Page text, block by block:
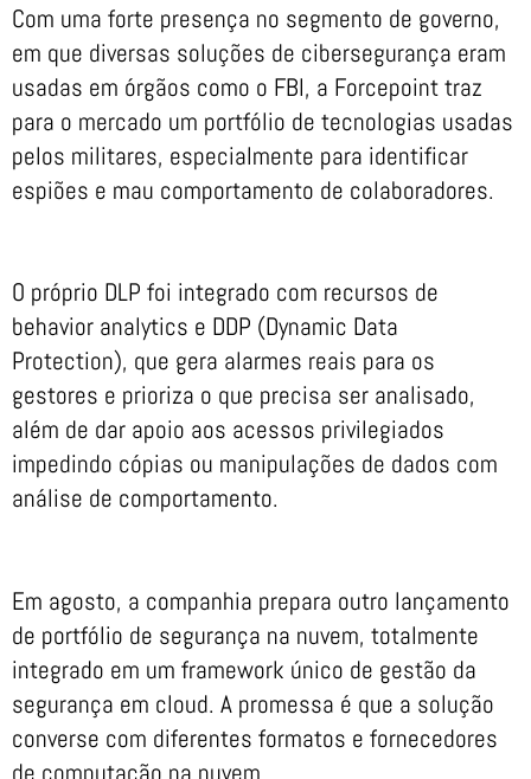
Com uma forte presença no segmento de governo,
em que diversas soluções de cibersegurança eram
usadas em órgãos como o FBI, a Forcepoint traz
para o mercado um portfólio de tecnologias usadas
pelos militares, especialmente para identificar
espiões e mau comportamento de colaboradores.
O próprio DLP foi integrado com recursos de
behavior analytics e DDP (Dynamic Data
Protection), que gera alarmes reais para os
gestores e prioriza o que precisa ser analisado,
além de dar apoio aos acessos privilegiados
impedindo cópias ou manipulações de dados com
análise de comportamento.
Em agosto, a companhia prepara outro lançamento
de portfólio de segurança na nuvem, totalmente
integrado em um framework único de gestão da
segurança em cloud. A promessa é que a solução
converse com diferentes formatos e fornecedores